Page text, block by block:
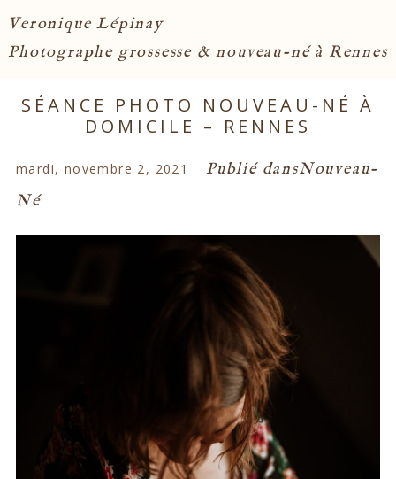
Veronique Lépinay
Photographe grossesse & nouveau-né à Rennes
SÉANCE PHOTO NOUVEAU-NÉ À
DOMICILE – RENNES
mardi, novembre 2, 2021 Publié dansNouveau-
Né